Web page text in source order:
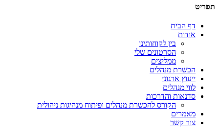
תפריט
דף הבית
אודות
בין לקוחותינו
הסרטונים שלי
ממליצים
הכשרת מנהלים
ייעוץ ארגוני
לווי מנהלים
סדנאות והדרכות
הקורס להכשרת מנהלים ופיתוח מנהיגות ניהולית
מאמרים
צור קשר